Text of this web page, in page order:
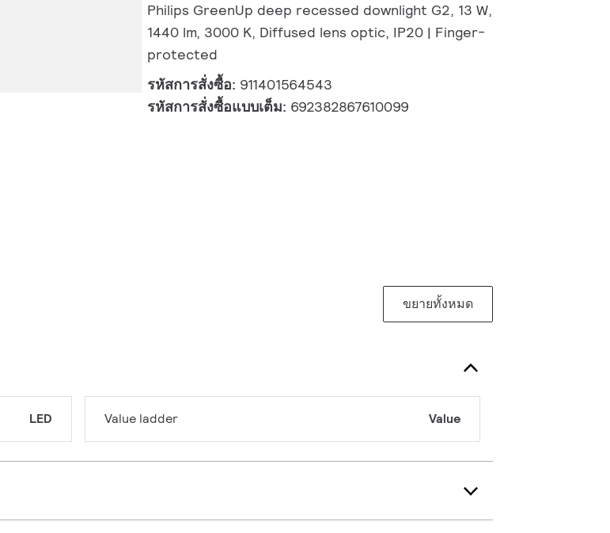
Philips GreenUp deep recessed downlight G2, 13 W,
1440 lm, 3000 K, Diffused lens optic, IP20 | Finger-
protected
รหัสการสั่งซื้อ: 911401564543
รหัสการสั่งซื้อแบบเต็ม: 692382867610099
ขยายทั้งหมด
LED Value ladder Value